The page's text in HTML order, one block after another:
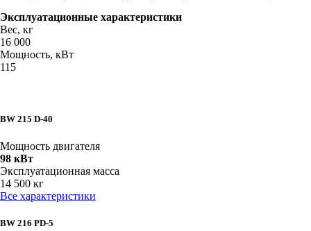
Эксплуатационные характеристики
Вес, кг
16 000
Мощность, кВт
115
BW 215 D-40
Мощность двигателя
98 кВт
Эксплуатационная масса
14 500 кг
Все характеристики
BW 216 PD-5